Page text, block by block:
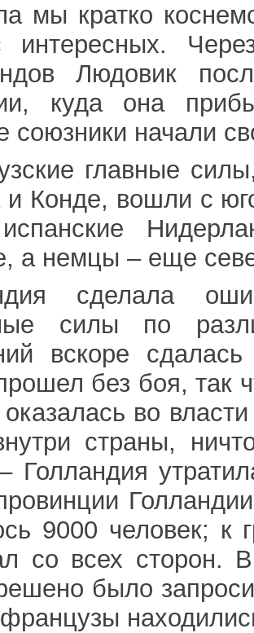
мы кратко
Людовик
куда она
союзники начали
главные
Конде, вошли с
а немцы – еще
сделала
силы по
вскоре
без боя, так
во
страны,
Голландия
9000 человек; к
со всех сторон.
было